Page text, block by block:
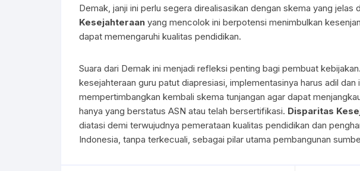
Demak, janji ini perlu segera direalisasikan dengan skema yang jelas
Kesejahteraan yang mencolok ini berpotensi menimbulkan
dapat memengaruhi kualitas pendidikan.
Suara dari Demak ini menjadi refleksi penting bagi pembuat
kesejahteraan guru patut diapresiasi, implementasinya harus adil
mempertimbangkan kembali skema tunjangan agar dapat
hanya yang berstatus ASN atau telah bersertifikasi. Disparitas
diatasi demi terwujudnya pemerataan kualitas pendidikan dan
Indonesia, tanpa terkecuali, sebagai pilar utama pembangunan